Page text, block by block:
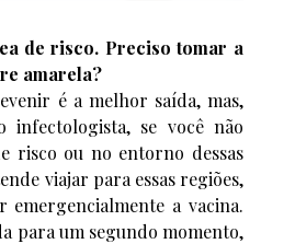
de risco. Preciso tomar a
amarela?
é a melhor saída, mas,
infectologista, se você não
risco ou no entorno dessas
viajar para essas regiões,
emergencialmente a vacina.
para um segundo momento,